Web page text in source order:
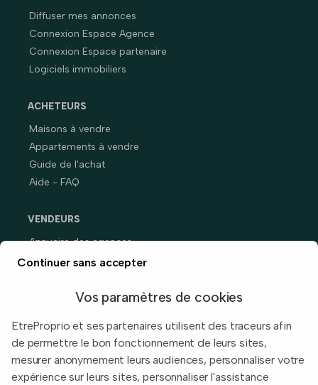
Diffuser mes annonces
Connexion Espace Agence
Connexion Espace partenaire
Logiciels immobiliers
ACHETEURS
Maisons à vendre
Appartements à vendre
Guide de l'achat
Aide - FAQ
VENDEURS
Annuaire des agences
Prix immobiliers en France
Informations légales
Continuer sans accepter
Vos paramètres de cookies
EtreProprio et ses partenaires utilisent des traceurs afin
de permettre le bon fonctionnement de leurs sites,
mesurer anonymement leurs audiences, personnaliser votre
expérience sur leurs sites, personnaliser l'assistance